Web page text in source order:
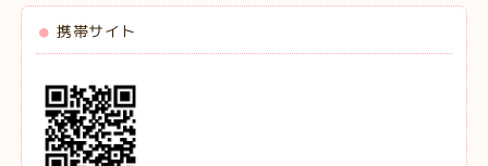
携帯サイト